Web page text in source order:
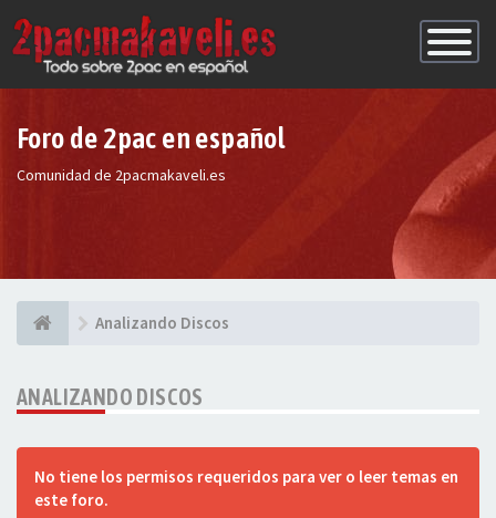
de
Foro de 2pac en español
Comunidad de 2pacmakaveli.es
Analizando Discos
ANALIZANDO DISCOS
No tiene los permisos requeridos para ver o leer temas en
este foro.